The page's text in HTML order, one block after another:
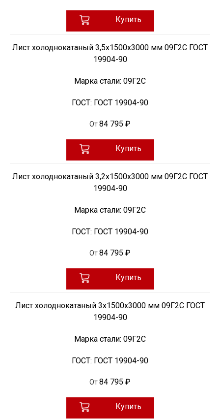
Купить
Лист холоднокатаный 3,5х1500х3000 мм 09Г2С ГОСТ
19904-90
Марка стали: 09Г2С
ГОСТ: ГОСТ 19904-90
От84 795 ₽
Купить
Лист холоднокатаный 3,2х1500х3000 мм 09Г2С ГОСТ
19904-90
Марка стали: 09Г2С
ГОСТ: ГОСТ 19904-90
От84 795 ₽
Купить
Лист холоднокатаный 3х1500х3000 мм 09Г2С ГОСТ
19904-90
Марка стали: 09Г2С
ГОСТ: ГОСТ 19904-90
От84 795 ₽
Купить